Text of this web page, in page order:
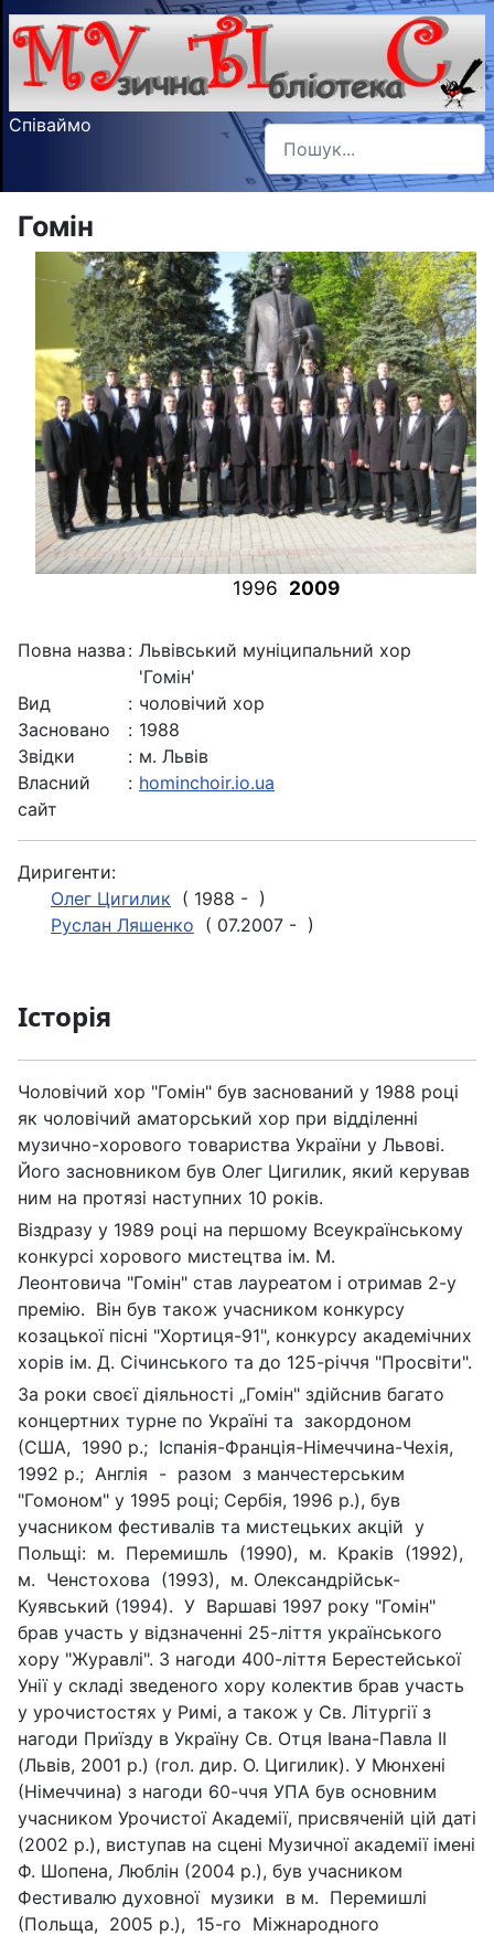
Співаймо Пошук
Type 2 or more characters
Гомін
1996 2009
Повна назва : Львівський муніципальний хор
'Гомін'
Вид
: чоловічий хор
Засновано
: 1988
Звідки
: м. Львів
Власний
сайт
: hominchoir.io.ua
Диригенти:
Олег Цигилик ( 1988 - )
Руслан Ляшенко ( 07.2007 - )
Історія
Чоловічий хор "Гомін" був заснований у 1988 році
як чоловічий аматорський хор при відділенні
музично-хорового товариства України у Львові.
Його засновником був Олег Цигилик, який керував
ним на протязі наступних 10 років.
Віздразу у 1989 році на першому Всеукраїнському
конкурсі хорового мистецтва ім. М.
Леонтовича "Гомін" став лауреатом і отримав 2-у
премію. Він був також учасником конкурсу
козацької пісні "Хортиця-91", конкурсу академічних
хорів ім. Д. Січинського та до 125-річчя "Просвіти".
За роки своєї діяльності „Гомін" здійснив багато
концертних турне по Україні та закордоном
(США, 1990 р.; Іспанія-Франція-Німеччина-Чехія,
1992 р.; Англія - разом з манчестерським
"Гомоном" у 1995 році; Сербія, 1996 р.), був
учасником фестивалів та мистецьких акцій у
Польщі: м. Перемишль (1990), м. Краків (1992),
м. Ченстохова (1993), м. Олександрійськ-
Куявський (1994). У Варшаві 1997 року "Гомін"
брав участь у відзначенні 25-ліття українського
хору "Журавлі". З нагоди 400-ліття Берестейської
Унії у складі зведеного хору колектив брав участь
у урочистостях у Римі, а також у Св. Літургії з
нагоди Приїзду в Україну Св. Отця Івана-Павла II
(Львів, 2001 р.) (гол. дир. О. Цигилик). У Мюнхені
(Німеччина) з нагоди 60-ччя УПА був основним
учасником Урочистої Академії, присвяченій цій даті
(2002 р.), виступав на сцені Музичної академії імені
Ф. Шопена, Люблін (2004 р.), був учасником
Фестивалю духовної музики в м. Перемишлі
(Польща, 2005 р.), 15-го Міжнародного